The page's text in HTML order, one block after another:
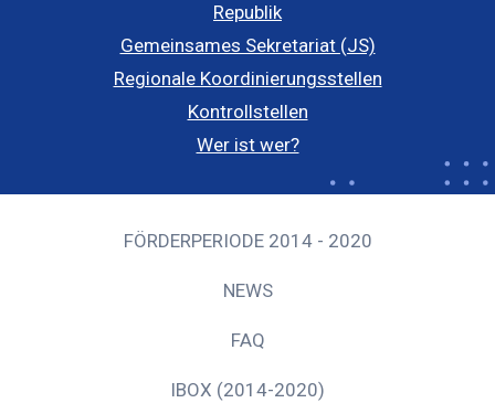
Republik
Gemeinsames Sekretariat (JS)
Regionale Koordinierungsstellen
Kontrollstellen
Wer ist wer?
FÖRDERPERIODE 2014 - 2020
NEWS
FAQ
IBOX (2014-2020)